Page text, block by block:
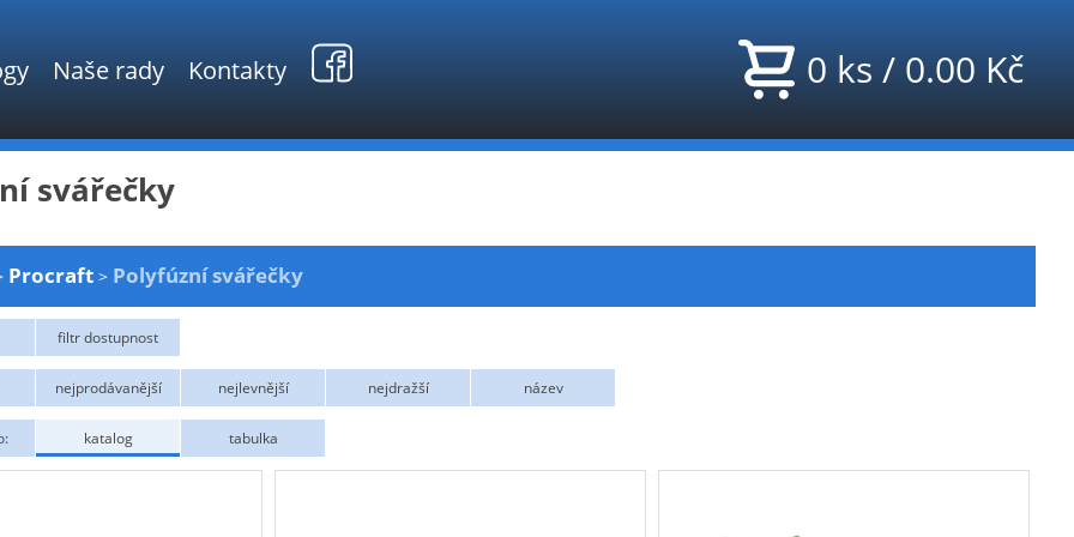
Naše rady Kontakty 0ks/0.00Kč
svářečky
Procraft > Polyfúzní svářečky
filtr dostupnost
Skladem
nejprodávanější nejlevnější nejdražší název
katalog tabulka